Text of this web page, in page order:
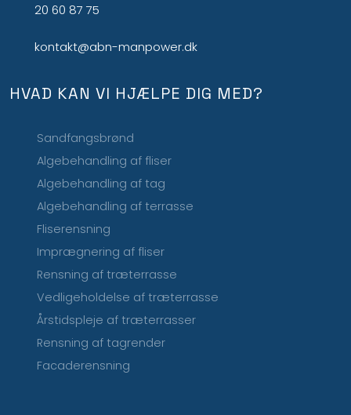
20 60 87 75
kontakt@abn-manpower.dk
HVAD KAN VI HJÆLPE DIG MED?
Sandfangsbrønd
Algebehandling af fliser
Algebehandling af tag
Algebehandling af terrasse
Fliserensning
Imprægnering af fliser
Rensning af træterrasse
Vedligeholdelse af træterrasse
Årstidspleje af træterrasser
Rensning af tagrender
Facaderensning